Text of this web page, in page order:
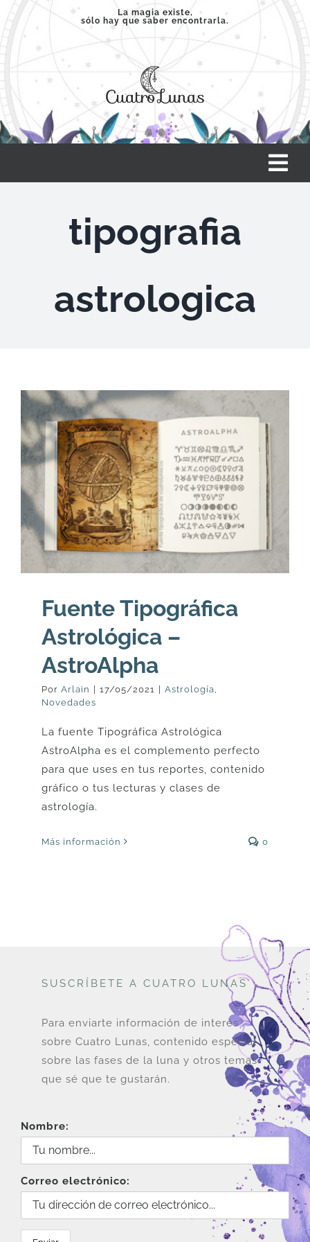
Saltar
contenido
La magia existe,
sólo hay que saber encontrarla.
ARTÍCULOS
CONTACTO
Carrito
tipografia
astrologica
Fuente Tipográfica
Astrológica –
AstroAlpha
Por Arlain 17/05/2021 Astrología
Novedades
La fuente Tipográfica Astrológica
AstroAlpha es el complemento perfecto
para que uses en tus reportes, contenido
gráfico o tus lecturas y clases de
astrología.
Más información 0
SUSCRÍBETE A CUATRO LUNAS
Para enviarte información de interés
sobre Cuatro Lunas, contenido especial
sobre las fases de la luna y otros temas
que sé que te gustarán.
Nombre:
Correo electrónico: